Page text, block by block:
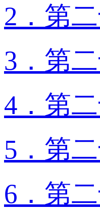
2．第
3．第
4．第
5．第
6．第